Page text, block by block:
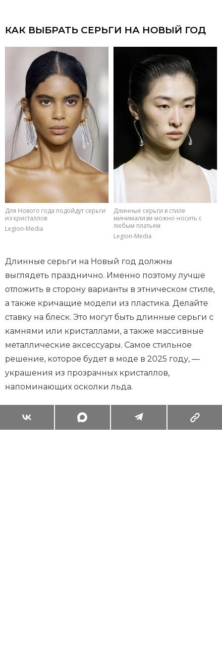
КАК ВЫБРАТЬ СЕРЬГИ НА НОВЫЙ ГОД
Для Нового года подойдут серьги
из кристаллов
Legion-Media
Длинные серьги в стиле
минимализм можно носить с
любым платьем
Legion-Media
Длинные серьги на Новый год должны
выглядеть празднично. Именно поэтому лучше
отложить в сторону варианты в этническом стиле,
а также кричащие модели из пластика. Делайте
ставку на блеск. Это могут быть длинные серьги с
камнями или кристаллами, а также массивные
металлические аксессуары. Самое стильное
решение, которое будет в моде в 2025 году, —
украшения из прозрачных кристаллов,
напоминающих осколки льда.